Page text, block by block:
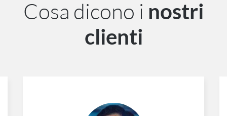
Cosa dicono i nostri
clienti